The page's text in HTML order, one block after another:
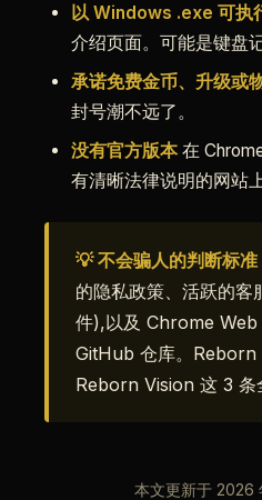
以 Windows .exe 可执
介绍页面。可能是键盘
承诺免费金币、升级或
封号潮不远了。
没有官方版本 在
有清晰法律说明的网站上
💡 不会骗人的判断标准
的隐私政策、活跃的
件),以及 Chrome
GitHub 仓库。Reborn
Reborn Vision 这 3 条
本文更新于 2026